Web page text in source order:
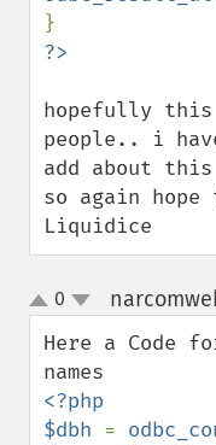
hopefully
people.. i
add about
so again
Liquidice
up
down
0
Here a Code
<?php
$dbh =